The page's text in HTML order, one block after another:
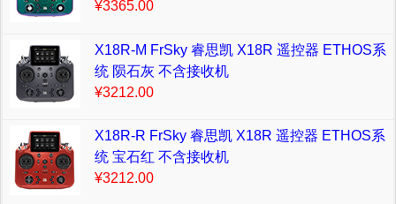
¥3365.00
X18R-M FrSky 睿思凯 X18R 遥控器 ETHOS系
统 陨石灰 不含接收机
¥3212.00
X18R-R FrSky 睿思凯 X18R 遥控器 ETHOS系
统 宝石红 不含接收机
¥3212.00